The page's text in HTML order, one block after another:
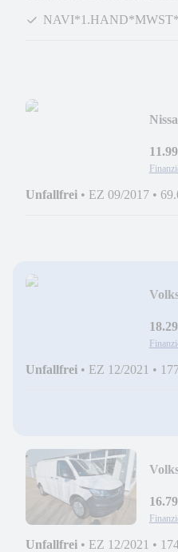
Unfallfrei • EZ 09/2017 •
Unfallfrei • EZ 12/2021 •
Unfallfrei • EZ 12/2021 •